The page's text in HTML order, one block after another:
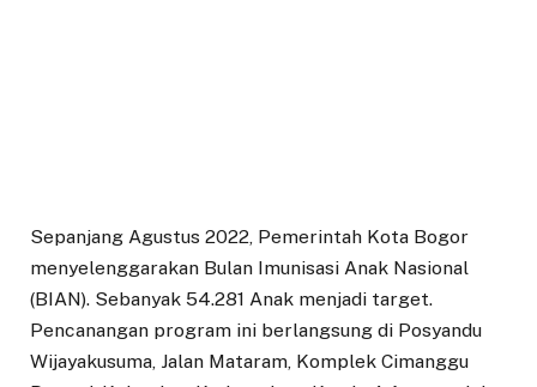
Sepanjang Agustus 2022, Pemerintah Kota Bogor
menyelenggarakan Bulan Imunisasi Anak Nasional
(BIAN). Sebanyak 54.281 Anak menjadi target.
Pencanangan program ini berlangsung di Posyandu
Wijayakusuma, Jalan Mataram, Komplek Cimanggu